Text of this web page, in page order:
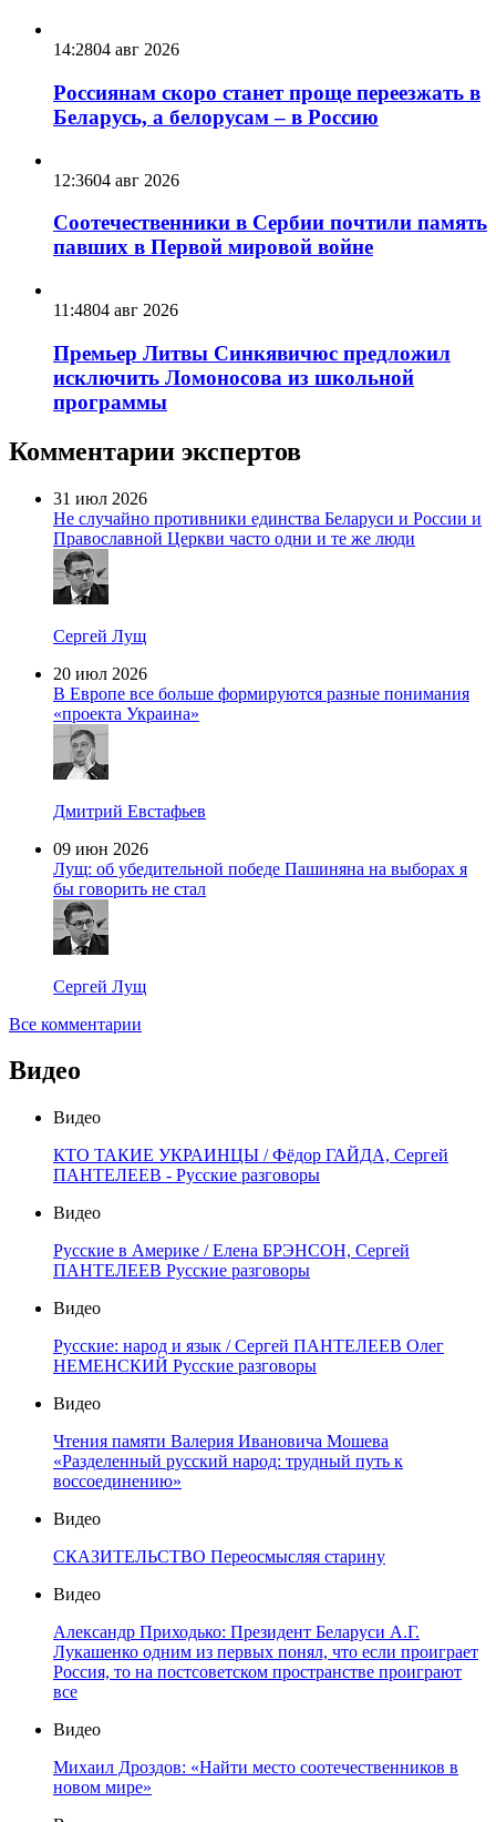
14:2804 авг 2026
Россиянам скоро станет проще переезжать в
Беларусь, а белорусам – в Россию
12:3604 авг 2026
Соотечественники в Сербии почтили память
павших в Первой мировой войне
11:4804 авг 2026
Премьер Литвы Синкявичюс предложил
исключить Ломоносова из школьной
программы
Комментарии экспертов
31 июл 2026
Не случайно противники единства Беларуси и России и
Православной Церкви часто одни и те же люди
Сергей Лущ
20 июл 2026
В Европе все больше формируются разные понимания
«проекта Украина»
Дмитрий Евстафьев
09 июн 2026
Лущ: об убедительной победе Пашиняна на выборах я
бы говорить не стал
Сергей Лущ
Все комментарии
Видео
Видео
КТО ТАКИЕ УКРАИНЦЫ / Фёдор ГАЙДА, Сергей
ПАНТЕЛЕЕВ - Русские разговоры
Видео
Русские в Америке / Елена БРЭНСОН, Сергей
ПАНТЕЛЕЕВ Русские разговоры
Видео
Русские: народ и язык / Сергей ПАНТЕЛЕЕВ Олег
НЕМЕНСКИЙ Русские разговоры
Видео
Чтения памяти Валерия Ивановича Мошева
«Разделенный русский народ: трудный путь к
воссоединению»
Видео
СКАЗИТЕЛЬСТВО Переосмысляя старину
Видео
Александр Приходько: Президент Беларуси А.Г.
Лукашенко одним из первых понял, что если проиграет
Россия, то на постсоветском пространстве проиграют
все
Видео
Михаил Дроздов: «Найти место соотечественников в
новом мире»